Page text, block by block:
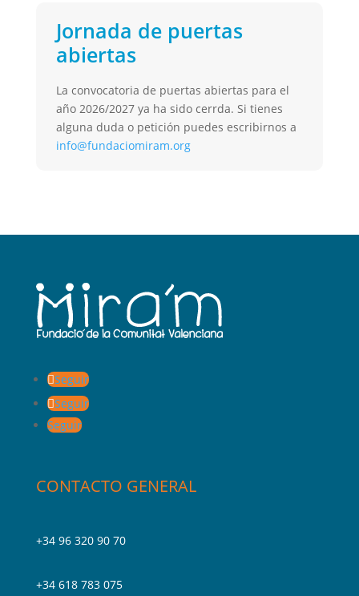
Jornada de puertas
abiertas
La convocatoria de puertas abiertas para el
año 2026/2027 ya ha sido cerrda. Si tienes
alguna duda o petición puedes escribirnos a
info@fundaciomiram.org
Seguir
Seguir
Seguir
CONTACTO GENERAL
+34 96 320 90 70
+34 618 783 075